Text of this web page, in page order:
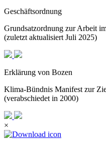
Geschäftsordnung
Grundsatzordnung zur Arbeit
(zuletzt aktualisiert Juli 2025)
Erklärung von Bozen
Klima-Bündnis Manifest zur
(verabschiedet in 2000)
×